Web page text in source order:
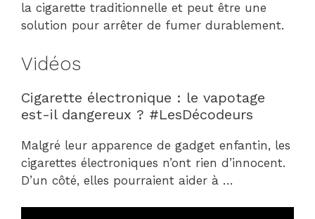
la cigarette traditionnelle et peut être une
solution pour arrêter de fumer durablement.
Vidéos
Cigarette électronique : le vapotage
est-il dangereux ? #LesDécodeurs
Malgré leur apparence de gadget enfantin, les
cigarettes électroniques n’ont rien d’innocent.
D’un côté, elles pourraient aider à …